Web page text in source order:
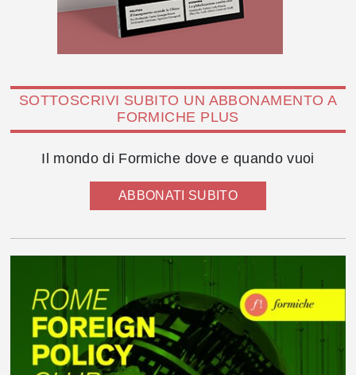
SOTTOSCRIVI SUBITO UN ABBONAMENTO A
FORMICHE PLUS
Il mondo di Formiche dove e quando vuoi
ABBONATI SUBITO